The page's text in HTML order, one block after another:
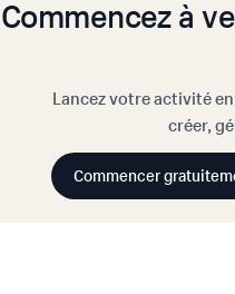
Commencez à
Lancez votre activité
créer,
Commencer